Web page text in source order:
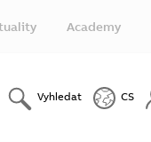
Academy
Vyhledat CS